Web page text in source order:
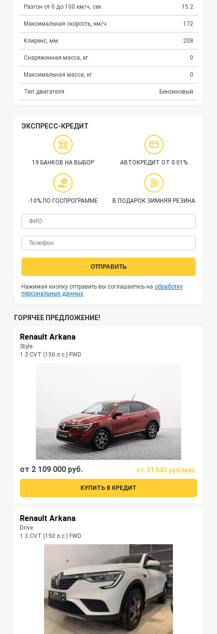
Разгон от 0 до 100 км/ч, сек. 15.2
Максимальная скорость, км/ч 172
Клиренс, мм 208
Снаряженная масса, кг 0
Максимальная масса, кг 0
Тип двигателя Бензиновый
ЭКСПРЕСС-КРЕДИТ
19 БАНКОВ НА ВЫБОР АВТОКРЕДИТ ОТ 0.01%
-10% ПО ГОСПРОГРАММЕ В ПОДАРОК ЗИМНЯЯ РЕЗИНА
ОТПРАВИТЬ
Нажимая кнопку отправить вы соглашаетесь на обработку
персональных данных
ГОРЯЧЕЕ ПРЕДЛОЖЕНИЕ!
Renault Arkana
Style
1.3 CVT (150 л.с.) FWD
от 2 109 000 руб. от 31 643 руб/мес.
КУПИТЬ В КРЕДИТ
Renault Arkana
Drive
1.3 CVT (150 л.с.) FWD